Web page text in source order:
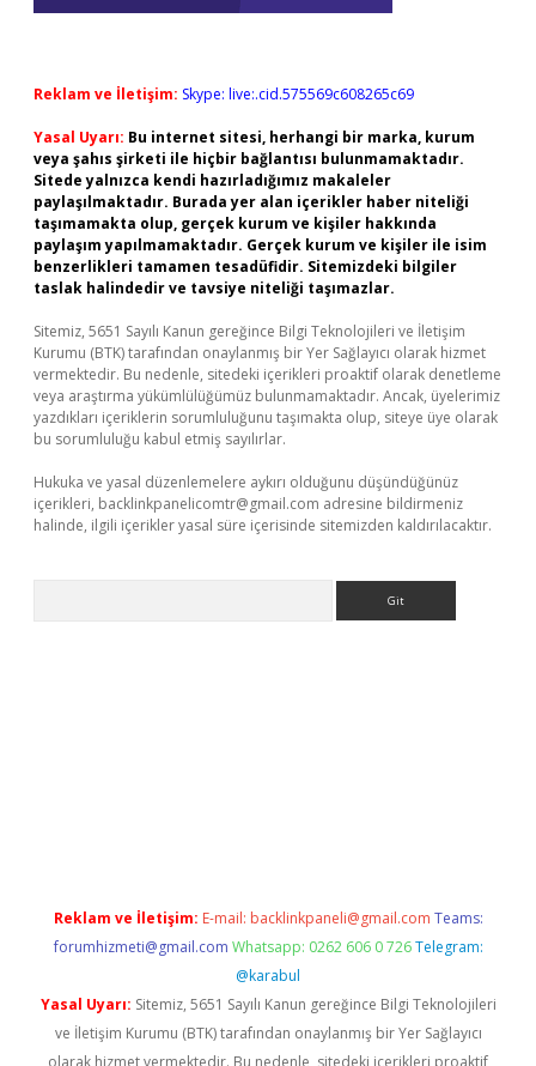
Reklam ve İletişim: Skype: live:.cid.575569c608265c69
Yasal Uyarı: Bu internet sitesi, herhangi bir marka, kurum
veya şahıs şirketi ile hiçbir bağlantısı bulunmamaktadır.
Sitede yalnızca kendi hazırladığımız makaleler
paylaşılmaktadır. Burada yer alan içerikler haber niteliği
taşımamakta olup, gerçek kurum ve kişiler hakkında
paylaşım yapılmamaktadır. Gerçek kurum ve kişiler ile isim
benzerlikleri tamamen tesadüfidir. Sitemizdeki bilgiler
taslak halindedir ve tavsiye niteliği taşımazlar.
Sitemiz, 5651 Sayılı Kanun gereğince Bilgi Teknolojileri ve İletişim
Kurumu (BTK) tarafından onaylanmış bir Yer Sağlayıcı olarak hizmet
vermektedir. Bu nedenle, sitedeki içerikleri proaktif olarak denetleme
veya araştırma yükümlülüğümüz bulunmamaktadır. Ancak, üyelerimiz
yazdıkları içeriklerin sorumluluğunu taşımakta olup, siteye üye olarak
bu sorumluluğu kabul etmiş sayılırlar.
Hukuka ve yasal düzenlemelere aykırı olduğunu düşündüğünüz
içerikleri, backlinkpanelicomtr@gmail.com adresine bildirmeniz
halinde, ilgili içerikler yasal süre içerisinde sitemizden kaldırılacaktır.
Reklam ve İletişim: E-mail: backlinkpaneli@gmail.com Teams:
forumhizmeti@gmail.com Whatsapp: 0262 606 0 726 Telegram:
@karabul
Yasal Uyarı: Sitemiz, 5651 Sayılı Kanun gereğince Bilgi Teknolojileri
ve İletişim Kurumu (BTK) tarafından onaylanmış bir Yer Sağlayıcı
olarak hizmet vermektedir. Bu nedenle, sitedeki içerikleri proaktif